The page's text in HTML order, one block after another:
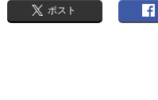
ポスト